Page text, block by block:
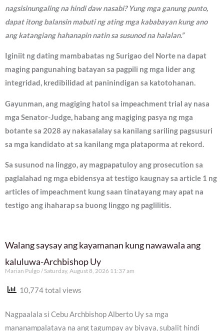
nagsisinungaling na hindi daw nasabi? Yung mga ganung punto,
dapat itong balansin mabuti ng ating mga kababayan kung ano
ang katangiang hahanapin natin sa susunod na halalan.”
Iginiit ng dating mambabatas ng Surigao del Norte na dapat
maging pangunahing batayan sa pagpili ng mga lider ang
integridad, kredibilidad at paninindigan sa katotohanan.
Gayunman, ang magiging hatol sa impeachment trial ay nasa
mga Senator-Judge, habang ang magiging pasya ng mga
botante sa 2028 ay nakasalalay sa kanilang sariling pagsusuri
sa mga kandidato at sa kanilang mga plataporma at rekord.
Sa susunod na linggo, ay magpapatuloy ang prosecution sa
paglalahad ng mga ebidensya at testigo kaugnay sa article 1 ng
articles of impeachment kung saan tinatayang may apat na
testigo ang ihaharap sa buong linggo ng paglilitis.
Walang saysay ang kayamanan kung nawawala ang
kaluluwa-Archbishop Uy
Marian Pulgo Saturday, August 8, 2026 11:37 am
10,774 total views
Nagpaalala si Cebu Archbishop Alberto Uy sa mga
mananampalataya na ang tagumpay ay biyaya, subalit hindi